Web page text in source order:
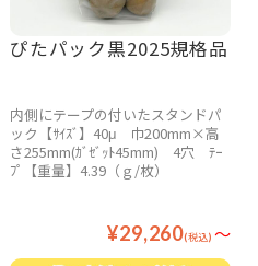
ぴたパック黒2025規格品
¥29,260(税込) ～
内側にテープの付いたスタンドパ
ック【ｻｲｽﾞ】40μ 巾200mm×高
さ255mm(ｶﾞｾﾞｯﾄ45mm) 4穴 ﾃｰ
ﾌﾟ【重量】4.39（ｇ/枚）